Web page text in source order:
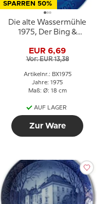
SPARREN 50%
Die alte Wassermühle
1975, Der Bing &
Weihnachtsteller
EUR 6,69
Vor: EUR 13,38
Artikelnr.: BX1975
Jahre: 1975
Maß: Ø: 18 cm
AUF LAGER
Zur Ware